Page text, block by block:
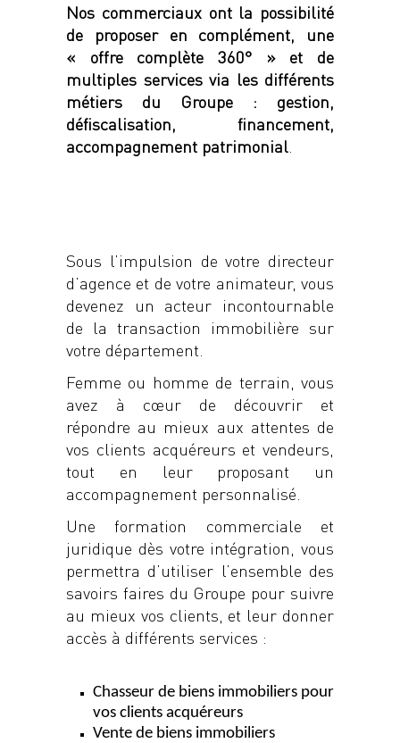
Nos commerciaux ont la possibilité
de proposer en complément, une
« offre complète 360° » et de
multiples services via les différents
métiers du Groupe : gestion,
défiscalisation, financement,
accompagnement patrimonial.
Sous l’impulsion de votre directeur
d’agence et de votre animateur, vous
devenez un acteur incontournable
de la transaction immobilière sur
votre département.
Femme ou homme de terrain, vous
avez à cœur de découvrir et
répondre au mieux aux attentes de
vos clients acquéreurs et vendeurs,
tout en leur proposant un
accompagnement personnalisé.
Une formation commerciale et
juridique dès votre intégration, vous
permettra d’utiliser l’ensemble des
savoirs faires du Groupe pour suivre
au mieux vos clients, et leur donner
accès à différents services :
Chasseur de biens immobiliers pour
vos clients acquéreurs
Vente de biens immobiliers